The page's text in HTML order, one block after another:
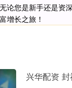
论您是新手还是资
增长之旅！
兴华配资